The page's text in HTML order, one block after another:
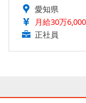
愛知県
月給30万
正社員